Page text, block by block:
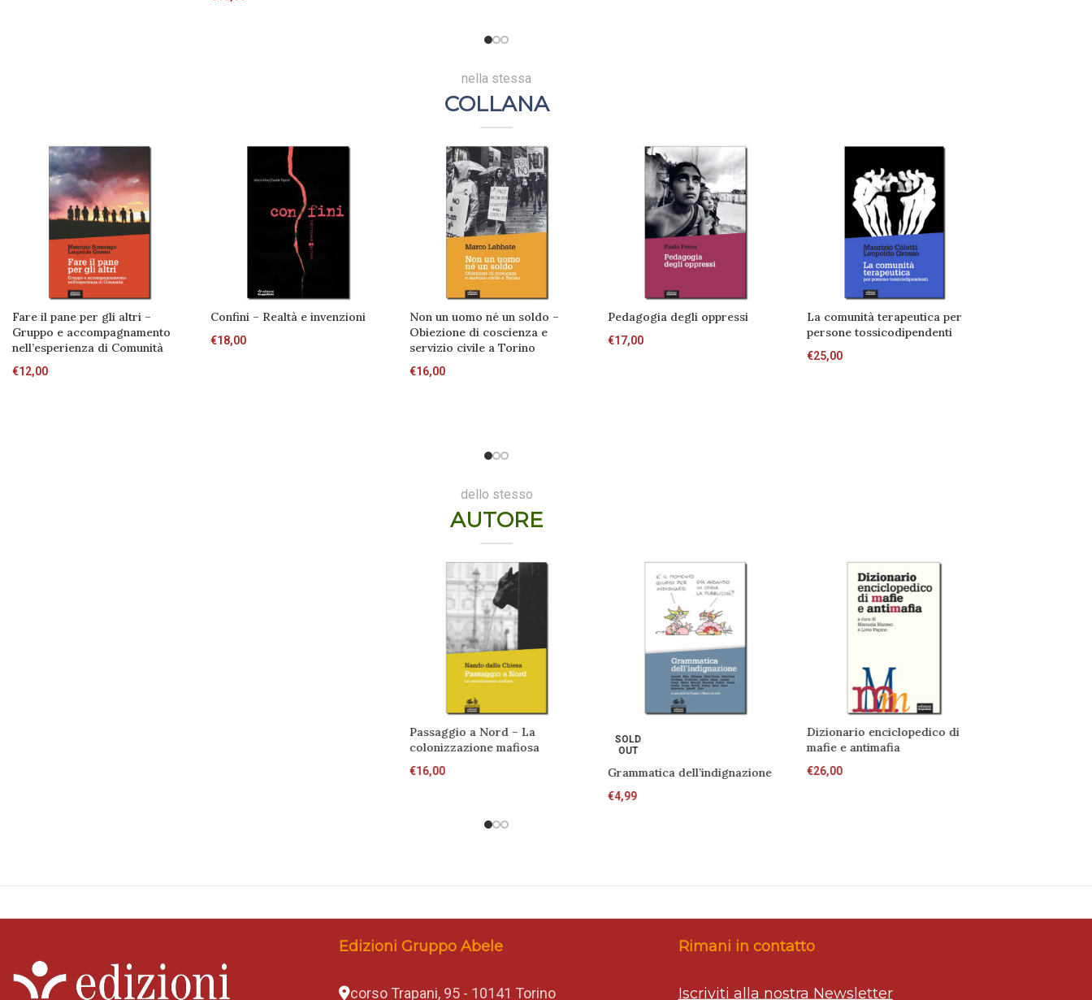
nella stessa
COLLANA
Fare il pane per gli altri –
Gruppo e accompagnamento
nell’esperienza di Comunità
€12,00
Confini – Realtà e invenzioni
€18,00
Non un uomo né un soldo –
Obiezione di coscienza e
servizio civile a Torino
€16,00
Pedagogia degli oppressi
€17,00
La comunità terapeutica per
persone tossicodipendenti
€25,00
dello stesso
AUTORE
Passaggio a Nord – La
colonizzazione mafiosa
€16,00
SOLD
OUT
Grammatica dell’indignazione
€4,99
Dizionario enciclopedico di
mafie e antimafia
€26,00
Edizioni Gruppo Abele
corso Trapani, 95 - 10141 Torino
Rimani in contatto
Iscriviti alla nostra Newsletter